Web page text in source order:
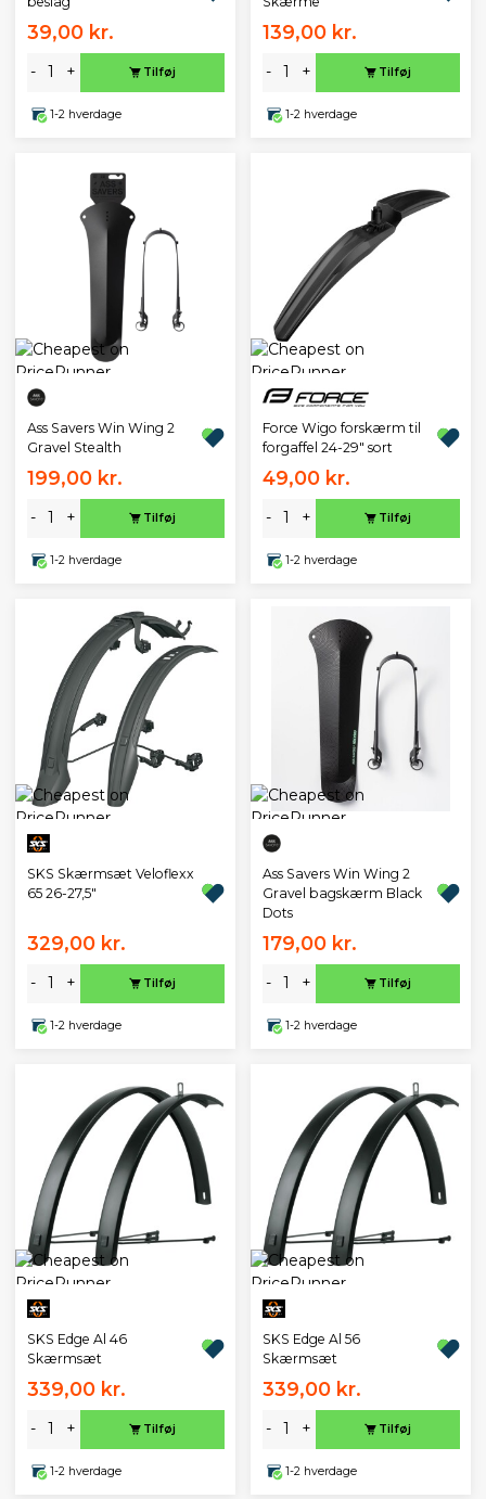
39,00 kr.
- + Tilføj
1-2 hverdage
139,00 kr.
- + Tilføj
1-2 hverdage
Ass Savers Win Wing 2
Gravel Stealth
199,00 kr.
- + Tilføj
1-2 hverdage
Force Wigo forskærm til
forgaffel 24-29" sort
49,00 kr.
- + Tilføj
1-2 hverdage
SKS Skærmsæt Veloflexx
65 26-27,5"
329,00 kr.
- + Tilføj
1-2 hverdage
Ass Savers Win Wing 2
Gravel bagskærm Black
Dots
179,00 kr.
- + Tilføj
1-2 hverdage
SKS Edge Al 46
Skærmsæt
339,00 kr.
- + Tilføj
1-2 hverdage
SKS Edge Al 56
Skærmsæt
339,00 kr.
- + Tilføj
1-2 hverdage